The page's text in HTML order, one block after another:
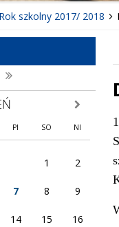
Rok szkolny 2017/ 2018
rok
następny rok
następny
PI SO NI
1 2
7 8 9
14 15 16